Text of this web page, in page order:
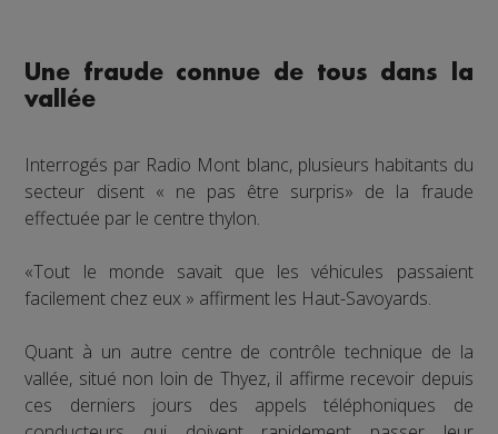
Une fraude connue de tous dans la
vallée
Interrogés par Radio Mont blanc, plusieurs habitants du
secteur disent « ne pas être surpris» de la fraude
effectuée par le centre thylon.
«Tout le monde savait que les véhicules passaient
facilement chez eux » affirment les Haut-Savoyards.
Quant à un autre centre de contrôle technique de la
vallée, situé non loin de Thyez, il affirme recevoir depuis
ces derniers jours des appels téléphoniques de